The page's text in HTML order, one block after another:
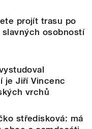
projít trasu po
osobností
je Jiří Vincenc
vrchů
středisková: má